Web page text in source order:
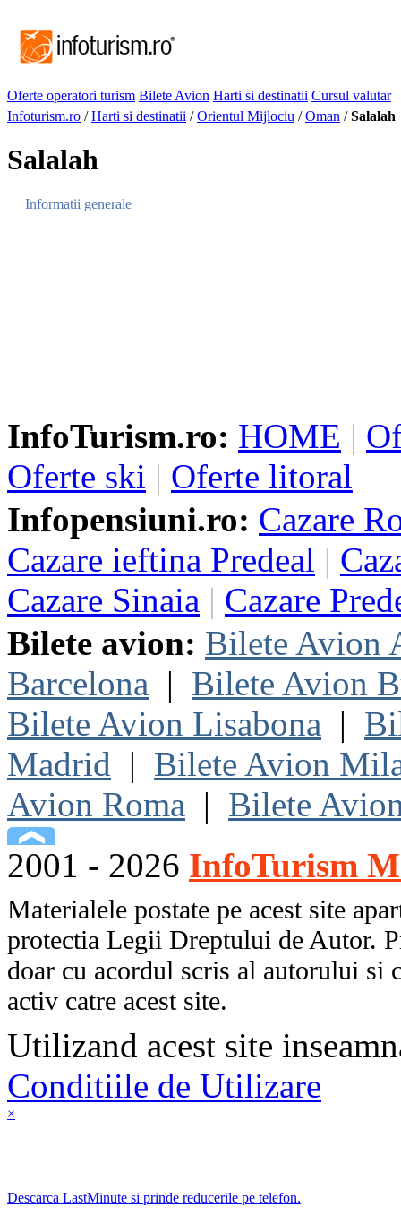
Oferte operatori turism Bilete Avion Harti si destinatii Cursul valutar
Infoturism.ro /Harti si destinatii /Orientul Mijlociu /Oman /Salalah
Salalah
Informatii generale
InfoTurism.ro: HOME |
Oferte ski | Oferte litoral
Infopensiuni.ro: Cazare
Cazare ieftina Predeal |
Cazare Sinaia | Cazare
Bilete avion: Bilete Avion
Barcelona | Bilete Avion
Bilete Avion Lisabona |
Madrid | Bilete Avion
Avion Roma | Bilete
2001 - 2026 InfoTurism
Materialele postate pe acest site
protectia Legii Dreptului de Autor.
doar cu acordul scris al autorului si
activ catre acest site.
Utilizand acest site
Conditiile de Utilizare
×
Descarca LastMinute si prinde reducerile pe telefon.